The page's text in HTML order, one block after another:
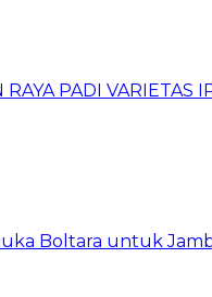
PADI VARIETAS
Boltara untuk